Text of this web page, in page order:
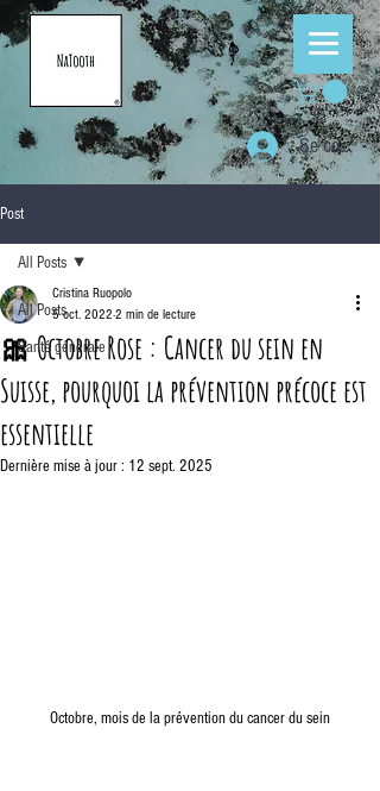
Se
Post
All Posts
Santé générale
All Posts
🎀 Octobre Rose : Cancer du sein en
Suisse, pourquoi la prévention précoce est
essentielle
Cristina Ruopolo
5 oct. 2022 2 min de lecture
Dernière mise à jour : 12 sept. 2025
Octobre, mois de la prévention du cancer du sein